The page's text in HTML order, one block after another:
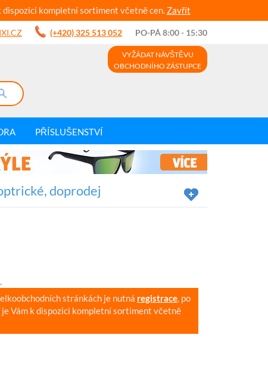
dispozici kompletní sortiment včetně cen. Zavřít
(+420) 325 513 052 PO-PÁ 8:00 - 15:30
VYŽÁDAT NÁVŠTĚVU
OBCHODNÍHO ZÁSTUPCE
PŘÍSLUŠENSTVÍ
doprodej
stránkách je nutná registrace, po
je Vám k dispozici kompletní sortiment včetně